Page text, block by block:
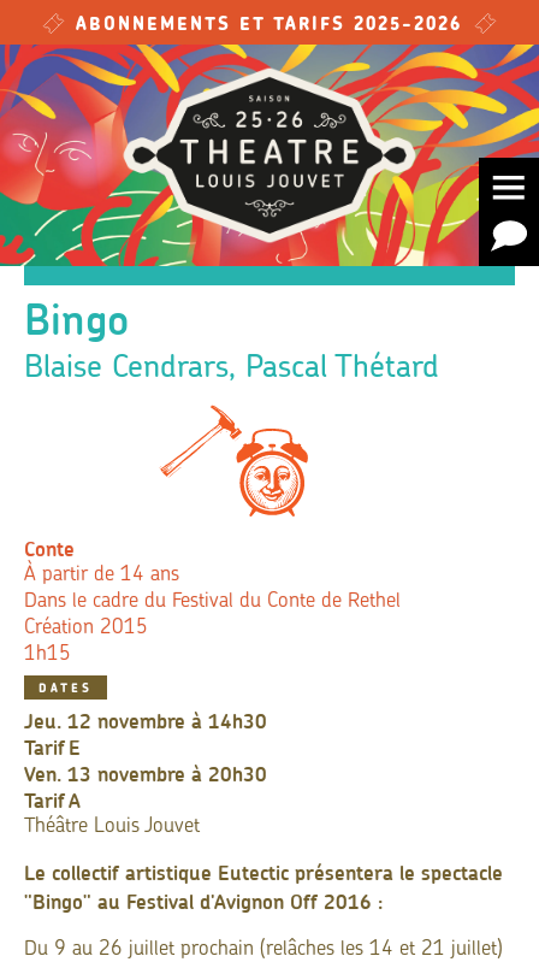
Skip to main content
ABONNEMENTS ET TARIFS 2025-2026
Bingo
Blaise Cendrars, Pascal Thétard
Conte
À partir de 14 ans
Dans le cadre du Festival du Conte de Rethel
Création 2015
1h15
DATES
jeu. 12 novembre à 14h30
TarifE
ven. 13 novembre à 20h30
TarifA
Théâtre Louis Jouvet
Le collectif artistique Eutectic présentera le spectacle
"Bingo" au Festival d'Avignon Off 2016 :
Du 9 au 26 juillet prochain (relâches les 14 et 21 juillet)